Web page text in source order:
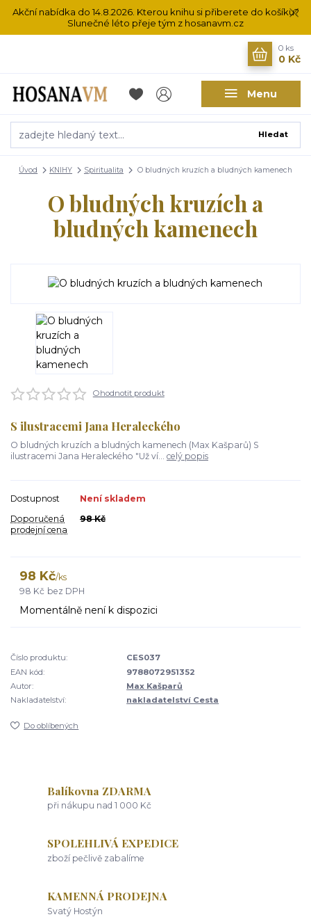
Akční nabídka do 14.8.2026. Kterou knihu si přiberete do košíku?
Slunečné léto přeje tým z hosanavm.cz
Menu
Hledat
0 ks
0 Kč
Úvod KNIHY Spiritualita O bludných kruzích a bludných kamenech
O bludných kruzích a
bludných kamenech
Ohodnotit produkt
S ilustracemi Jana Heraleckého
O bludných kruzích a bludných kamenech (Max Kašparů) S
ilustracemi Jana Heraleckého "Už ví... celý popis
Dostupnost
Není skladem
Doporučená
prodejní cena
98 Kč
98 Kč/ks
98 Kč bez DPH
Momentálně není k dispozici
Číslo produktu:
CES037
EAN kód:
9788072951352
Autor:
Max Kašparů
Nakladatelství:
nakladatelství Cesta
Do oblíbených
Balíkovna ZDARMA
při nákupu nad 1 000 Kč
SPOLEHLIVÁ EXPEDICE
zboží pečlivě zabalíme
KAMENNÁ PRODEJNA
Svatý Hostýn